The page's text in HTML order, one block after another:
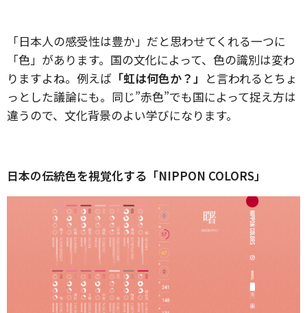
「日本人の感受性は豊か」だと思わせてくれる一つに
「色」があります。国の文化によって、色の識別は変わ
りますよね。例えば 「虹は何色か？」 と言われるとちょ
っとした議論にも。同じ”赤色”でも国によって捉え方は
違うので、文化背景のよい学びになります。
日本の伝統色を視覚化する「NIPPON COLORS」